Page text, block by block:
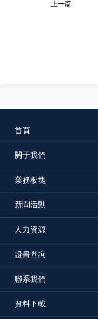
上一篇
首頁
關于我們
業務板塊
新聞活動
人力資源
證書查詢
聯系我們
資料下載